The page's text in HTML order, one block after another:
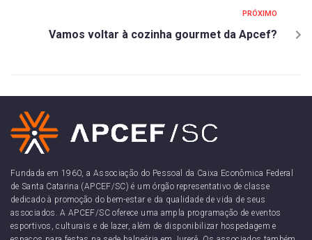
PRÓXIMO
Vamos voltar à cozinha gourmet da Apcef?
Fundada em 1960, a Associação do Pessoal da Caixa Econômica Federal
de Santa Catarina (APCEF/SC) é um órgão representativo de classe
dedicado à promoção do bem-estar e da qualidade de vida de seus
associados. A APCEF/SC oferece uma ampla programação de eventos
esportivos, culturais e de lazer, além de disponibilizar hospedagem e